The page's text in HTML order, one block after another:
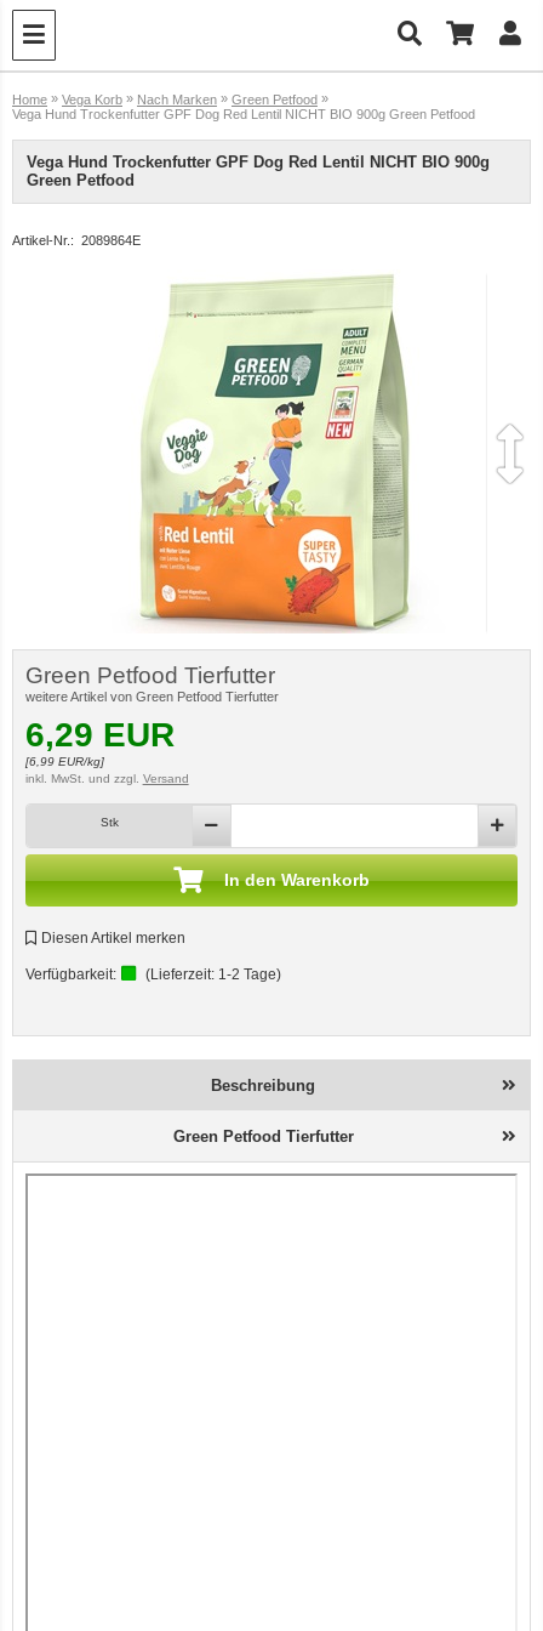
Home » Vega Korb » Nach Marken » Green Petfood »
Vega Hund Trockenfutter GPF Dog Red Lentil NICHT BIO 900g Green Petfood
Vega Hund Trockenfutter GPF Dog Red Lentil NICHT BIO 900g
Green Petfood
Artikel-Nr.: 2089864E
Green Petfood Tierfutter
weitere Artikel von Green Petfood Tierfutter
6,29 EUR
[6,99EUR/kg]
inkl. MwSt. und zzgl. Versand
Stk
In den Warenkorb
Diesen Artikel merken
Verfügbarkeit: (Lieferzeit: 1-2 Tage)
Beschreibung
Green Petfood Tierfutter